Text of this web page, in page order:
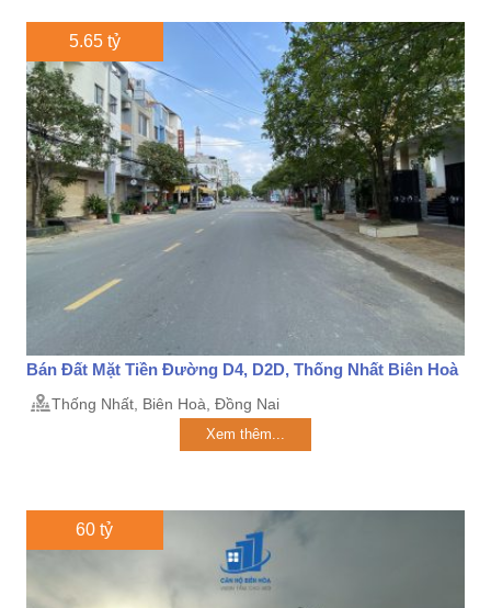
5.65 tỷ
Bán Đất Mặt Tiền Đường D4, D2D, Thống Nhất Biên Hoà
Thống Nhất, Biên Hoà, Đồng Nai
Xem thêm...
60 tỷ